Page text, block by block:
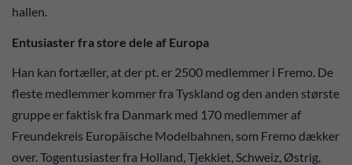
hallen.
Entusiaster fra store dele af Europa
Han kan fortæller, at der pt. er 2500 medlemmer i Fremo. De
fleste medlemmer kommer fra Tyskland og den anden største
gruppe er faktisk fra Danmark med 170 medlemmer af
Freundekreis Europäische Modelbahnen, som Fremo dækker
over. Togentusiaster fra Holland, Tjekkiet, Schweiz, Østrig,